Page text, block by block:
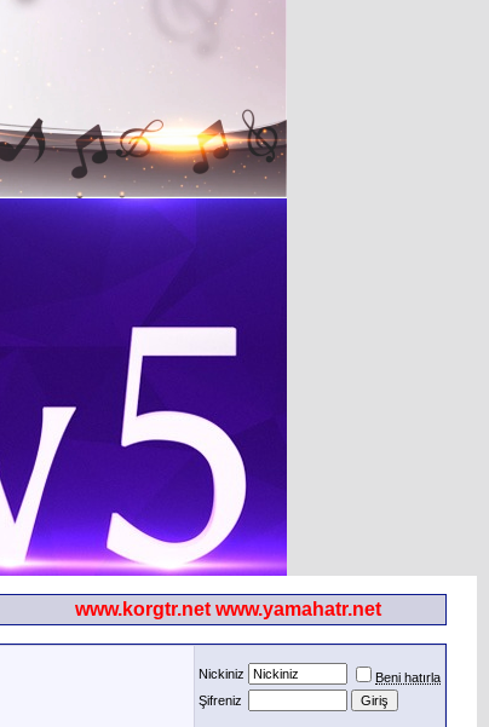
www.korgtr.net www.yamahatr.net
Nickiniz
Beni hatırla
Şifreniz